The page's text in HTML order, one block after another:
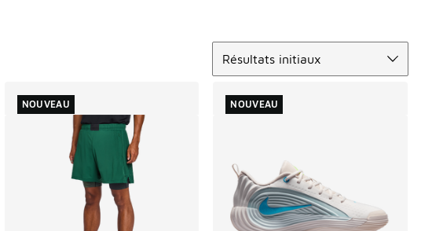
Résultats initiaux
NOUVEAU NOUVEAU